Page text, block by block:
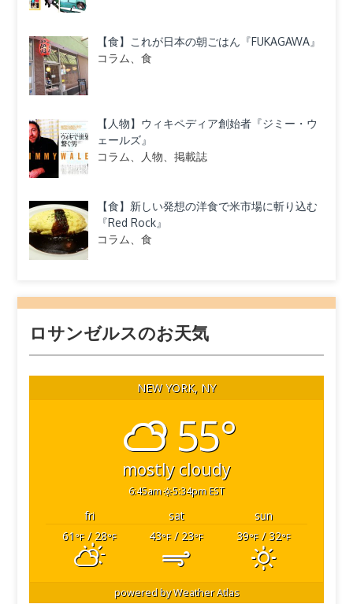
【食】これが日本の朝ごはん『FUKAGAWA』
コラム、食
【人物】ウィキペディア創始者『ジミー・ウ
ェールズ』
コラム、人物、掲載誌
【食】新しい発想の洋食で米市場に斬り込む
『Red Rock』
コラム、食
ロサンゼルスのお天気
NEW YORK, NY
55°
mostly cloudy
6:45am 5:34pm EST
fri sat
sun
61 °F/ 28°F 43°F/ 23°F 39°F/ 32°F
powered byWeather Atlas